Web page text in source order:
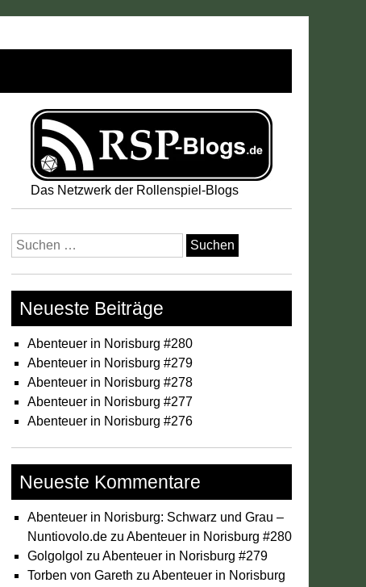
Das Netzwerk der Rollenspiel-Blogs
Suchen
nach:
Neueste Beiträge
Abenteuer in Norisburg #280
Abenteuer in Norisburg #279
Abenteuer in Norisburg #278
Abenteuer in Norisburg #277
Abenteuer in Norisburg #276
Neueste Kommentare
Abenteuer in Norisburg: Schwarz und Grau –
Nuntiovolo.de zu Abenteuer in Norisburg #280
Golgolgol zu Abenteuer in Norisburg #279
Torben von Gareth zu Abenteuer in Norisburg